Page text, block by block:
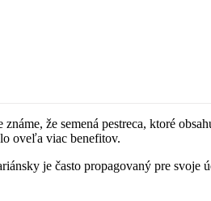
že semená pestreca, ktoré
oveľa viac benefitov.
je často propagovaný pre svoje